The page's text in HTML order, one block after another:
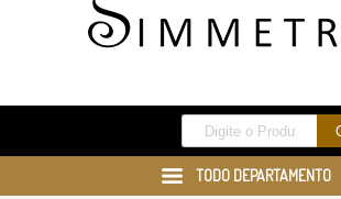
TODO DEPARTAMENTO